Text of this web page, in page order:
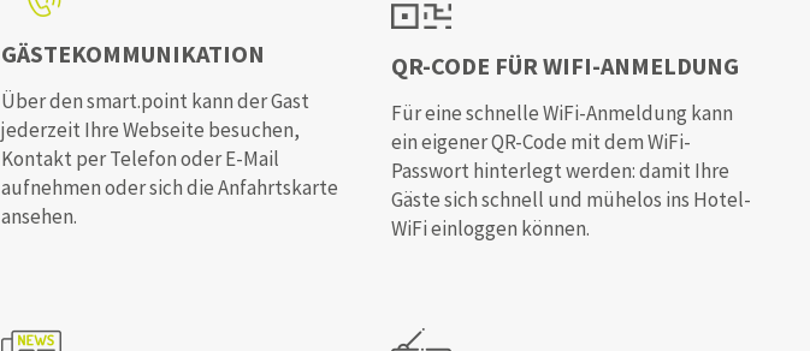
GÄSTEKOMMUNIKATION
Über den smart.point kann der Gast
jederzeit Ihre Webseite besuchen,
Kontakt per Telefon oder E-Mail
aufnehmen oder sich die Anfahrtskarte
ansehen.
QR-CODE FÜR WIFI-ANMELDUNG
Für eine schnelle WiFi-Anmeldung kann
ein eigener QR-Code mit dem WiFi-
Passwort hinterlegt werden: damit Ihre
Gäste sich schnell und mühelos ins Hotel-
WiFi einloggen können.